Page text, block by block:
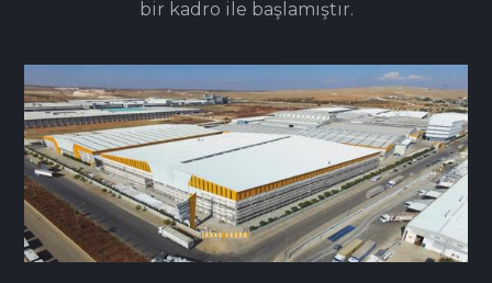
bir kadro ile başlamıştır.